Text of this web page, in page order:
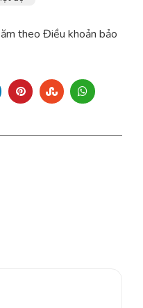
theo Điều khoản bảo